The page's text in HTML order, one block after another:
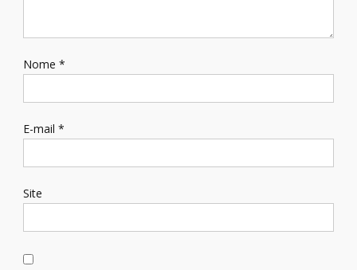
Nome *
E-mail *
Site